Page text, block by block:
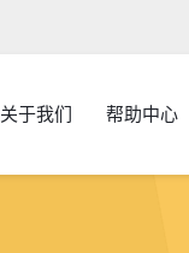
关于我们 帮助中心